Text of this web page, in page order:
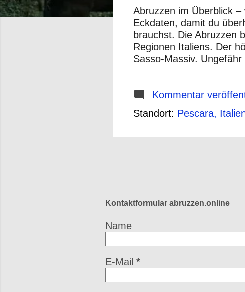
Abruzzen im Überblick
Eckdaten, damit du
brauchst. Die Abruzzen
Regionen Italiens. Der
Sasso-Massiv.
Bergen, Schluchten,
vielseitig – aber du
Fotoreisen in den
Kommentar
Standort: Pescara,
Kontaktformular abruzzen.online
Name
E-Mail *